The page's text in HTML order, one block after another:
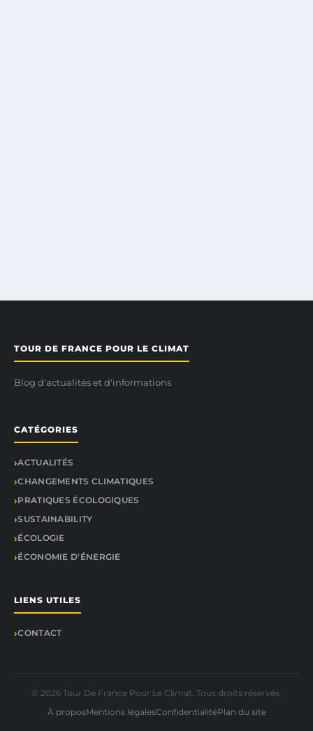
TOUR DE FRANCE POUR LE CLIMAT
Blog d'actualités et d'informations
CATÉGORIES
ACTUALITÉS
CHANGEMENTS CLIMATIQUES
PRATIQUES ÉCOLOGIQUES
SUSTAINABILITY
ÉCOLOGIE
ÉCONOMIE D'ÉNERGIE
LIENS UTILES
CONTACT
© 2026 Tour De France Pour Le Climat. Tous droits réservés.
À proposMentions légalesConfidentialitéPlan du site